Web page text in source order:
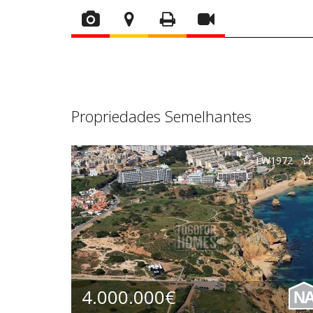
Propriedades Semelhantes
LW1972
4.000.000€